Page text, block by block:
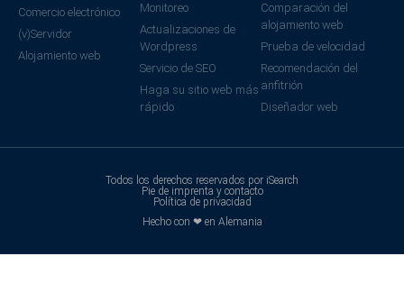
Comercio electrónico
(v)Servidor
Alojamiento web
Monitoreo
Actualizaciones de
Wordpress
Servicio de SEO
Haga su sitio web más
rápido
Comparación del
alojamiento web
Prueba de velocidad
Recomendación del
anfitrión
Diseñador web
Todos los derechos reservados por iSearch
Pie de imprenta y contacto
Política de privacidad
Hecho con ❤ en Alemania